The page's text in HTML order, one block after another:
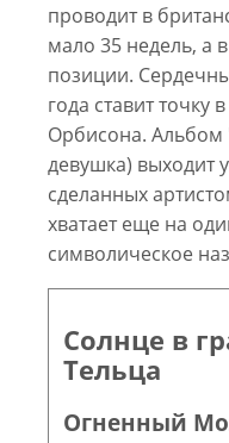
проводит в
мало 35 недель, а
позиции.
года ставит точку
Орбисона. Альбом
девушка) выходит
сделанных
хватает еще на
символическое
Солнце в
Тельца
Огненный